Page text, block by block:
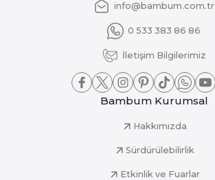
info@bambum.com.tr
0 533 383 86 86
İletişim Bilgilerimiz
Bambum Kurumsal
Hakkımızda
Sürdürülebilirlik
Etkinlik ve Fuarlar